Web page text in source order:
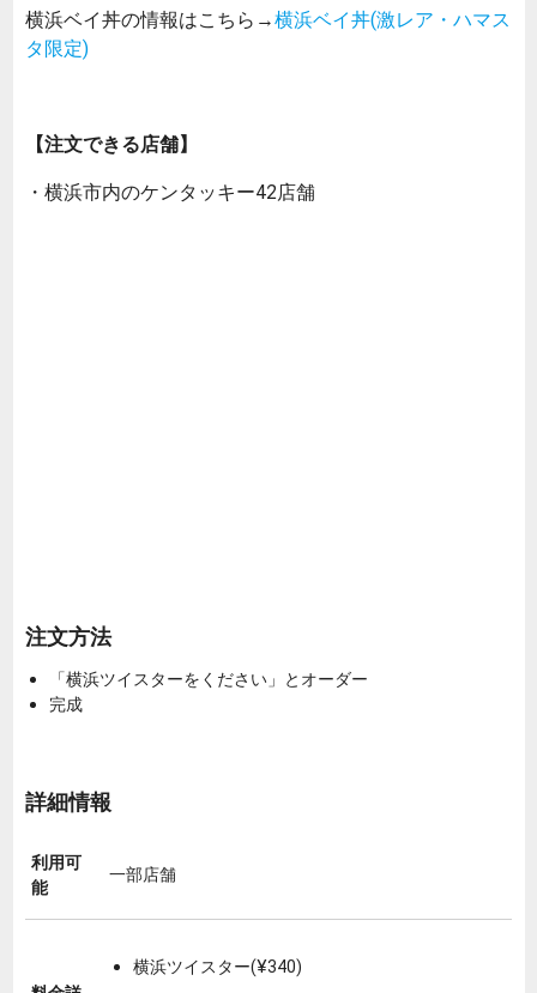
横浜ベイ丼の情報はこちら→横浜ベイ丼(激レア・ハマス
タ限定)
【注文できる店舗】
・横浜市内のケンタッキー42店舗
注文方法
「横浜ツイスターをください」とオーダー
完成
詳細情報
利用可
能
一部店舗
横浜ツイスター(¥340)